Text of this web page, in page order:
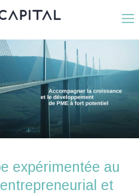
expérimentée au
et